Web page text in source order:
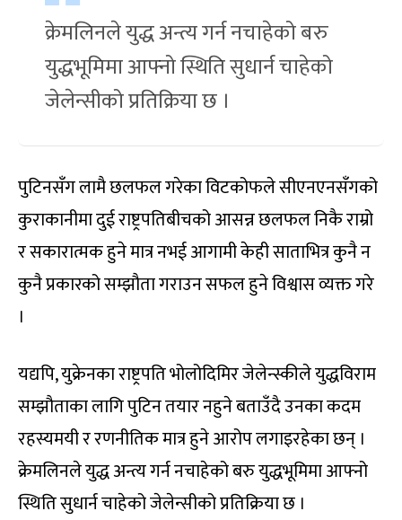
क्रेमलिनले युद्ध अन्त्य गर्न नचाहेको बरु
युद्धभूमिमा आफ्नो स्थिति सुधार्न चाहेको
जेलेन्सीको प्रतिक्रिया छ ।
पुटिनसँग लामै छलफल गरेका विटकोफले सीएनएनसँगको
कुराकानीमा दुई राष्ट्रपतिबीचको आसन्न छलफल निकै राम्रो
र सकारात्मक हुने मात्र नभई आगामी केही साताभित्र कुनै न
कुनै प्रकारको सम्झौता गराउन सफल हुने विश्वास व्यक्त गरे
।
यद्यपि, युक्रेनका राष्ट्रपति भोलोदिमिर जेलेन्स्कीले युद्धविराम
सम्झौताका लागि पुटिन तयार नहुने बताउँदै उनका कदम
रहस्यमयी र रणनीतिक मात्र हुने आरोप लगाइरहेका छन् ।
क्रेमलिनले युद्ध अन्त्य गर्न नचाहेको बरु युद्धभूमिमा आफ्नो
स्थिति सुधार्न चाहेको जेलेन्सीको प्रतिक्रिया छ ।